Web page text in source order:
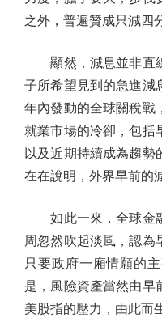
之外，普遍贊成只減四
顯然，減息並非直線
子所希望見到的急進減
年內發動的全球關稅戰
就業市場的冷卻，包括
以及近期持續成為趨勢
在在說明，外界早前的
如此一來，全球金融
周忽然吹起淡風，認為
只要政府一廂情願的
是，風險資產當然由早
美股指的壓力，由此而